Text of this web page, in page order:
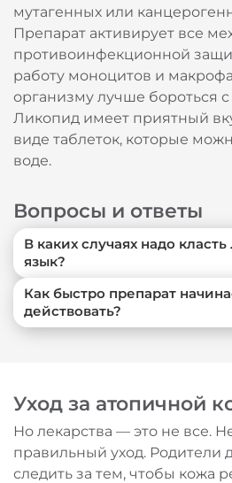
мутагенных или
Препарат активирует все
противоинфекционной
работу моноцитов и
организму лучше бороться
Ликопид имеет приятный
виде таблеток, которые
воде.
Вопросы и ответы
В каких случаях надо
язык?
Как быстро препарат
действовать?
Уход за атопичной
Но лекарства — это не все.
правильный уход. Родители
следить за тем, чтобы кожа